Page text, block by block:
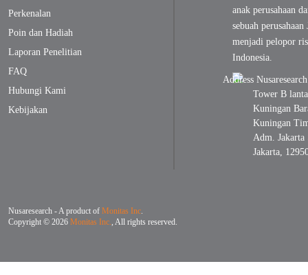
Perkenalan
Poin dan Hadiah
Laporan Penelitian
FAQ
Hubungi Kami
Kebijakan
anak perusahaan
sebuah perusahaan
menjadi pelopor
Indonesia.
Tower B
Kuningan
Kuningan
Adm.
Jakarta,
Nusaresearch - A product of Monitas Inc.
Copyright © 2026 Monitas Inc., All rights reserved.